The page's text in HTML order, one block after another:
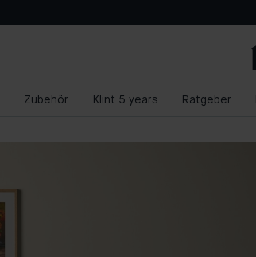
Zubehör Klint 5 years Ratgeber